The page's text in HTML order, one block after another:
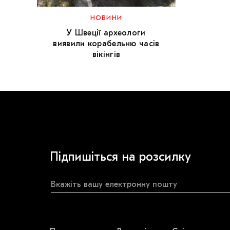
НОВИНИ
У Швеції археологи
виявили корабельню часів
вікінгів
Підпишіться на розсилку